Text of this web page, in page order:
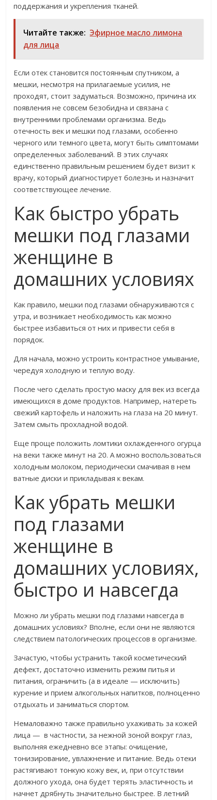
поддержания и укрепления тканей.
Читайте также: Эфирное масло лимона
для лица
Если отек становится постоянным спутником, а
мешки, несмотря на прилагаемые усилия, не
проходят, стоит задуматься. Возможно, причина их
появления не совсем безобидна и связана с
внутренними проблемами организма. Ведь
отечность век и мешки под глазами, особенно
черного или темного цвета, могут быть симптомами
определенных заболеваний. В этих случаях
единственно правильным решением будет визит к
врачу, который диагностирует болезнь и назначит
соответствующее лечение.
Как быстро убрать
мешки под глазами
женщине в
домашних условиях
Как правило, мешки под глазами обнаруживаются с
утра, и возникает необходимость как можно
быстрее избавиться от них и привести себя в
порядок.
Для начала, можно устроить контрастное умывание,
чередуя холодную и теплую воду.
После чего сделать простую маску для век из всегда
имеющихся в доме продуктов. Например, натереть
свежий картофель и наложить на глаза на 20 минут.
Затем смыть прохладной водой.
Еще проще положить ломтики охлажденного огурца
на веки также минут на 20. А можно воспользоваться
холодным молоком, периодически смачивая в нем
ватные диски и прикладывая к векам.
Как убрать мешки
под глазами
женщине в
домашних условиях,
быстро и навсегда
Можно ли убрать мешки под глазами навсегда в
домашних условиях? Вполне, если они не являются
следствием патологических процессов в организме.
Зачастую, чтобы устранить такой косметический
дефект, достаточно изменить режим питья и
питания, ограничить (а в идеале — исключить)
курение и прием алкогольных напитков, полноценно
отдыхать и заниматься спортом.
Немаловажно также правильно ухаживать за кожей
лица — в частности, за нежной зоной вокруг глаз,
выполняя ежедневно все этапы: очищение,
тонизирование, увлажнение и питание. Ведь отеки
растягивают тонкую кожу век, и, при отсутствии
должного ухода, она будет терять эластичность и
начнет дрябнуть значительно быстрее. В летний